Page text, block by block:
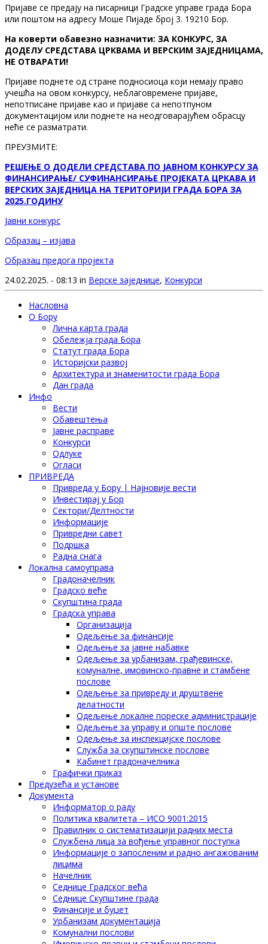
Пријаве се предају на писарници Градске управе града Бора
или поштом на адресу Моше Пијаде број 3. 19210 Бор.
На коверти обавезно назначити: ЗА КОНКУРС, ЗА
ДОДЕЛУ СРЕДСТАВА ЦРКВАМА И ВЕРСКИМ ЗАЈЕДНИЦАМА,
НЕ ОТВАРАТИ!
Пријаве поднете од стране подносиоца који немају право
учешћа на овом конкурсу, неблаговремене пријаве,
непотписане пријаве као и пријаве са непотпуном
документацијом или поднете на неодговарајућем обрасцу
неће се разматрати.
ПРЕУЗМИТЕ:
РЕШЕЊЕ О ДОДЕЛИ СРЕДСТАВА ПО ЈАВНОМ КОНКУРСУ ЗА
ФИНАНСИРАЊЕ/ СУФИНАНСИРАЊЕ ПРОЈЕКАТА ЦРКАВА И
ВЕРСКИХ ЗАЈЕДНИЦА НА ТЕРИТОРИЈИ ГРАДА БОРА ЗА
2025.ГОДИНУ
Јавни конкурс
Образац – изјава
Образац предога пројекта
24.02.2025. - 08:13 in Верске заједнице, Конкурси
Насловна
О Бору
Лична карта града
Обележја града Бора
Статут града Бора
Историјски развој
Архитектура и знаменитости града Бора
Дан града
Инфо
Вести
Обавештења
Јавне расправе
Конкурси
Одлуке
Огласи
ПРИВРЕДА
Привреда у Бору | Најновије вести
Инвестирај у Бор
Сектори/Делтности
Информације
Привредни савет
Подршка
Радна снага
Локална самоуправа
Градоначелник
Градско веће
Скупштина града
Градска управа
Организација
Одељење за финансије
Одељење за јавне набавке
Одељење за урбанизам, грађевинске,
комуналне, имовинско-правне и стамбене
послове
Одељење за привреду и друштвене
делатности
Одељење локалне пореске администрације
Одељење за управу и опште послове
Одељење за инспекцијске послове
Служба за скупштинске послове
Кабинет градоначелника
Графички приказ
Предузећа и установе
Документа
Информатор о раду
Политика квалитета – ИСО 9001:2015
Правилник о систематизацији радних места
Службена лица за вођење управног поступка
Информације о запосленим и радно ангажованим
лицима
Начелник
Седнице Градског већа
Седнице Скупштине града
Финансије и буџет
Урбанизам документација
Комунални послови